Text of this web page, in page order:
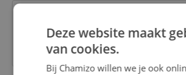
Heb je nog vragen over dit
Contacteer onze klantenservice
Deze website maakt
van cookies.
Bij Chamizo willen we je ook